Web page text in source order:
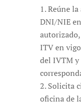
Reúne
DNI/NIE
ITV en
del IVTM y
Solicita
oficina de